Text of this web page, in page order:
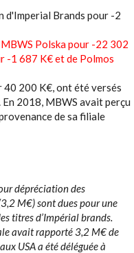
d'Imperial Brands pour -2
Polska pour -22 302
-1 687 K€ et de Polmos
40 200 K€, ont été versés
2018, MBWS avait perçu
de sa filiale
dépréciation des
M€) sont dues pour une
titres d’Impérial brands.
avait rapporté 3,2 M€ de
USA a été déléguée à